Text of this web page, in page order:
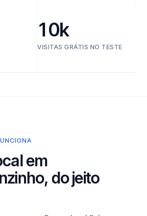
10k
VISITAS GRÁTIS NO TESTE
em
do jeito